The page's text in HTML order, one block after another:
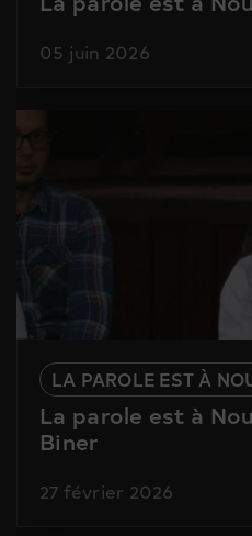
05 juin 2026
LA PAROLE EST À
La parole est à
Biner
27 février 2026